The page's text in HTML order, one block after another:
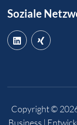
Soziale
Copyright ©
Business |